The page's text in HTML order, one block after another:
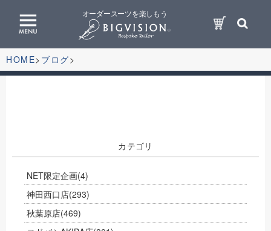
オーダースーツを楽しもう
HOME ブログ
カテゴリ
NET限定企画(4)
神田西口店(293)
秋葉原店(469)